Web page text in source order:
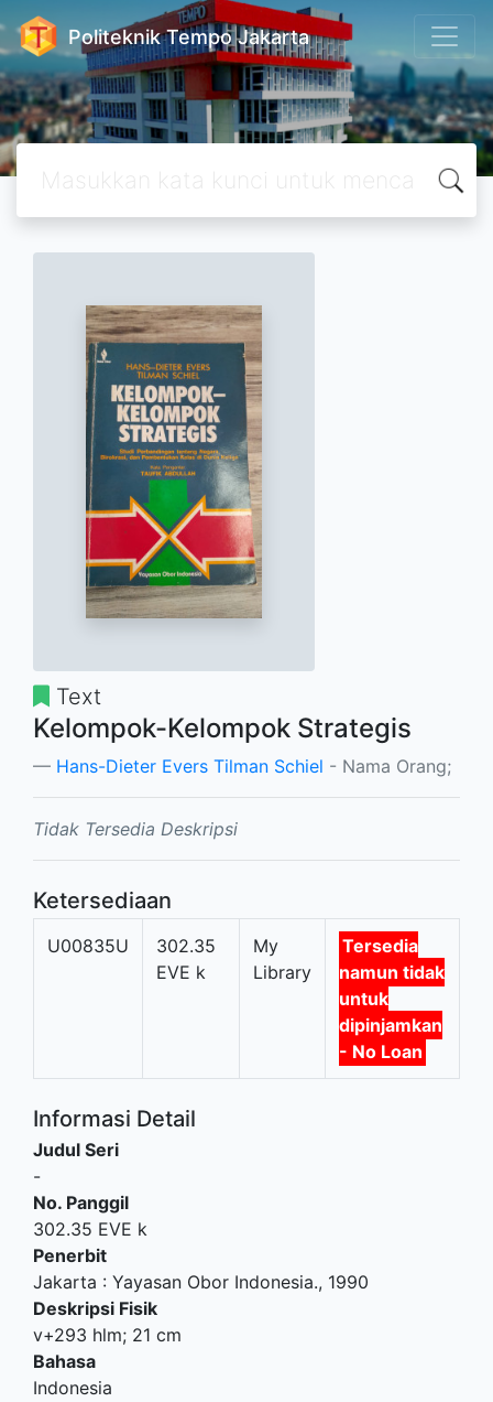
Politeknik Tempo Jakarta
Text
Kelompok-Kelompok Strategis
Hans-Dieter Evers Tilman Schiel - Nama Orang;
Tidak Tersedia Deskripsi
Ketersediaan
U00835U
302.35
EVE k
My
Library
Tersedia
namun tidak
untuk
dipinjamkan
- No Loan
Informasi Detail
Judul Seri
-
No. Panggil
302.35 EVE k
Penerbit
Jakarta : Yayasan Obor Indonesia., 1990
Deskripsi Fisik
v+293 hlm; 21 cm
Bahasa
Indonesia